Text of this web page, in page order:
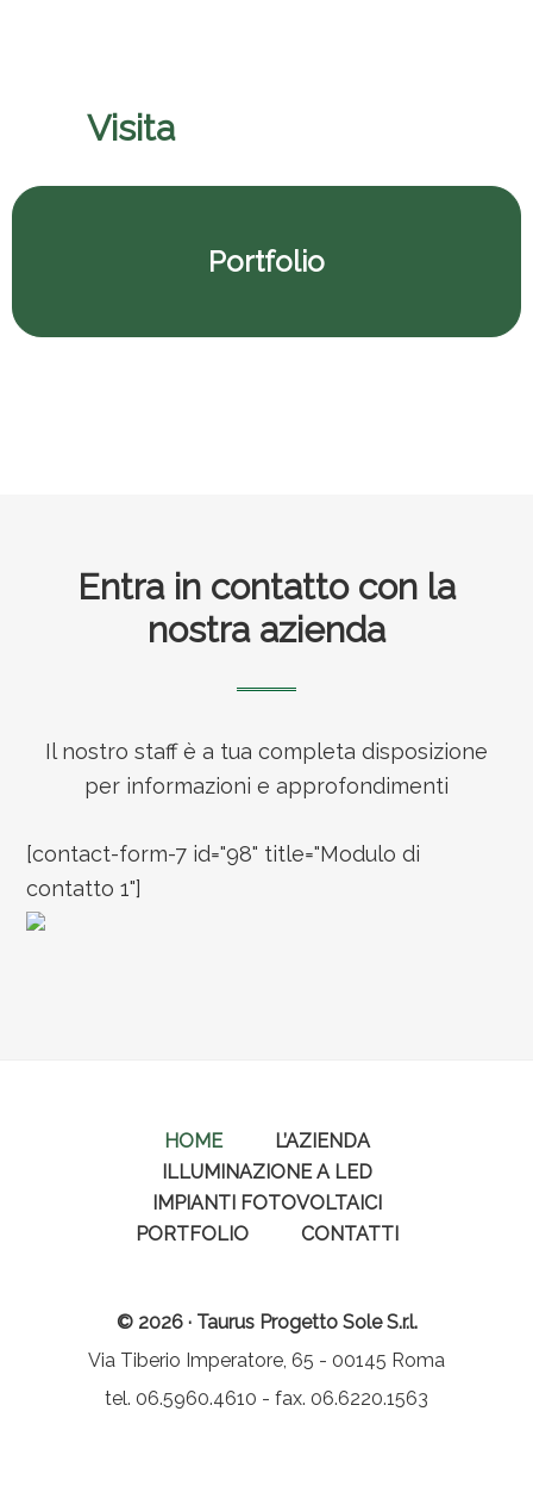
Visitail nostro porfolio
Portfolio
FooterEntra in contatto con la
nostra azienda
Il nostro staff è a tua completa disposizione
per informazioni e approfondimenti
[contact-form-7 id="98" title="Modulo di
contatto 1"]
HOME
L’AZIENDA
ILLUMINAZIONE A LED
IMPIANTI FOTOVOLTAICI
PORTFOLIO
CONTATTI
© 2026 · Taurus Progetto Sole S.r.l.
Via Tiberio Imperatore, 65 - 00145 Roma
tel. 06.5960.4610 - fax. 06.6220.1563